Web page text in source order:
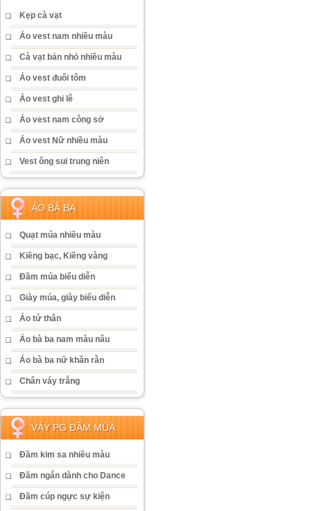
Kẹp cà vạt
Áo vest nam nhiều màu
Cà vạt bản nhỏ nhiều màu
Áo vest đuôi tôm
Áo vest ghi lê
Áo vest nam công sở
Áo vest Nữ nhiều màu
Vest ông sui trung niên
ÁO BÀ BA
Quạt múa nhiều màu
Kiềng bạc, Kiềng vàng
Đầm múa biểu diễn
Giày múa, giày biểu diễn
Áo tứ thân
Áo bà ba nam màu nâu
Áo bà ba nữ khăn rằn
Chân váy trắng
VÁY PG ĐẦM MÚA
Đầm kim sa nhiều màu
Đầm ngắn dành cho Dance
Đầm cúp ngực sự kiện